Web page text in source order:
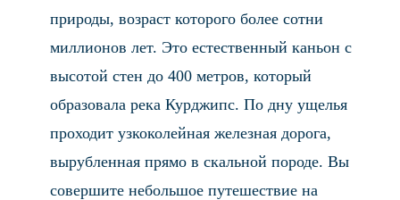
природы, возраст которого более сотни
миллионов лет. Это естественный каньон с
высотой стен до 400 метров, который
образовала река Курджипс. По дну ущелья
проходит узкоколейная железная дорога,
вырубленная прямо в скальной породе. Вы
совершите небольшое путешествие на